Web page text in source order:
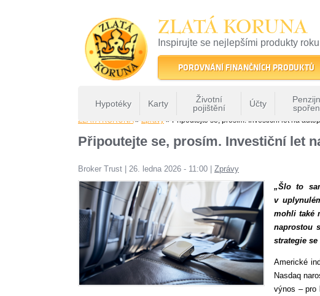
ZLATÁ KORUNA
Inspirujte se nejlepšími produkty roku
22 let tradice a kvality na finančním
POROVNÁNÍ FINANČNÍCH PRODUKTŮ
Hypotéky Karty
Životní
pojištění
Účty
ZLATÁ KORUNA» Zprávy » Připoutejte se, prosím. Investiční let na
Připoutejte se, prosím. Investiční let
Broker Trust 26. ledna 2026 - 11:00
Zprávy
„Šlo to
v
mohli také
naprostou
strategie
Americké
Nasdaq
výnos – pro